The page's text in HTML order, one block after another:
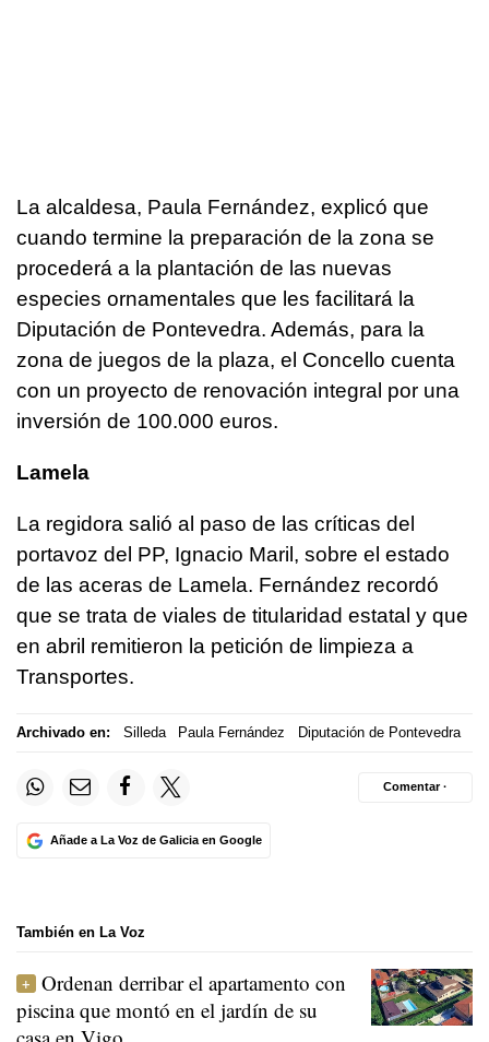
La alcaldesa, Paula Fernández, explicó que
cuando termine la preparación de la zona se
procederá a la plantación de las nuevas
especies ornamentales que les facilitará la
Diputación de Pontevedra. Además, para la
zona de juegos de la plaza, el Concello cuenta
con un proyecto de renovación integral por una
inversión de 100.000 euros.
Lamela
La regidora salió al paso de las críticas del
portavoz del PP, Ignacio Maril, sobre el estado
de las aceras de Lamela. Fernández recordó
que se trata de viales de titularidad estatal y que
en abril remitieron la petición de limpieza a
Transportes.
Archivado en: Silleda Paula Fernández Diputación de Pontevedra
Añade a La Voz de Galicia en Google
Comentar ·
También en La Voz
Ordenan derribar el apartamento con
piscina que montó en el jardín de su
casa en Vigo